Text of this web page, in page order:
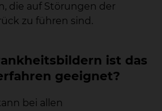
die auf Störungen der
zu führen sind.
ist das
geeignet?
bei allen